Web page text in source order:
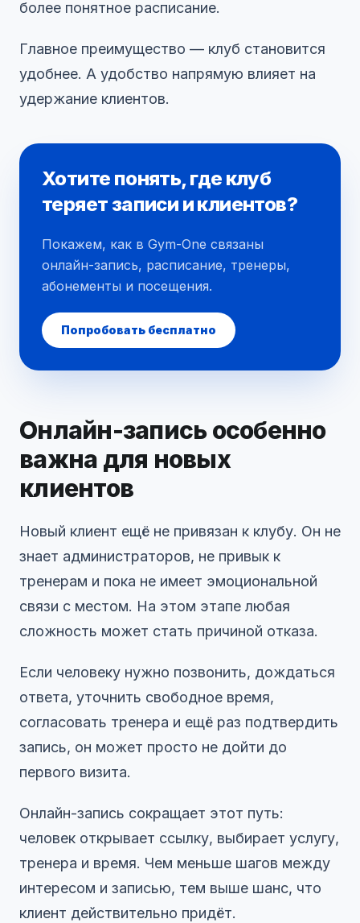
более понятное расписание.
Главное преимущество — клуб становится
удобнее. А удобство напрямую влияет на
удержание клиентов.
Хотите понять, где клуб
теряет записи и клиентов?
Покажем, как в Gym-One связаны
онлайн-запись, расписание, тренеры,
абонементы и посещения.
Попробовать бесплатно
Онлайн-запись особенно
важна для новых
клиентов
Новый клиент ещё не привязан к клубу. Он не
знает администраторов, не привык к
тренерам и пока не имеет эмоциональной
связи с местом. На этом этапе любая
сложность может стать причиной отказа.
Если человеку нужно позвонить, дождаться
ответа, уточнить свободное время,
согласовать тренера и ещё раз подтвердить
запись, он может просто не дойти до
первого визита.
Онлайн-запись сокращает этот путь:
человек открывает ссылку, выбирает услугу,
тренера и время. Чем меньше шагов между
интересом и записью, тем выше шанс, что
клиент действительно придёт.